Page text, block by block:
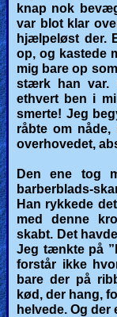
knap nok
var blot klar
hjælpeløst der.
op, og kastede
mig bare op
stærk han var.
ethvert ben i
smerte! Jeg
råbte om
overhovedet,
Den ene tog
barberblads-
Han rykkede
med denne
skabt. Det
Jeg tænkte på
forstår ikke
bare der på
kød, der hang,
helvede. Og der